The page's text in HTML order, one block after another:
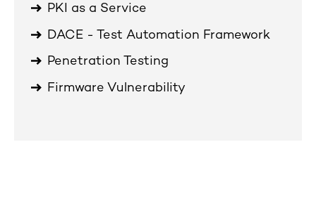
PKI as a Service
DACE - Test Automation Framework
Penetration Testing
Firmware Vulnerability